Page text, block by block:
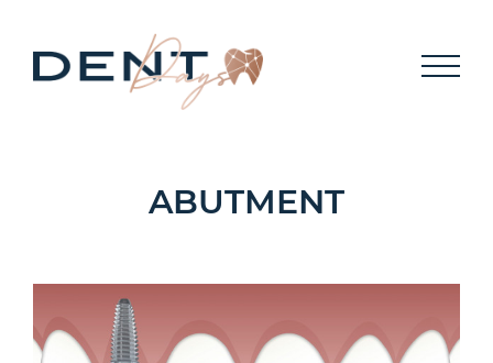
KONTAKT
ABUTMENT